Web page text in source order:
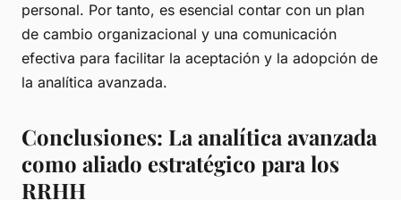
personal. Por tanto, es esencial contar con un plan
de cambio organizacional y una comunicación
efectiva para facilitar la aceptación y la adopción de
la analítica avanzada.
Conclusiones: La analítica avanzada
como aliado estratégico para los
RRHH